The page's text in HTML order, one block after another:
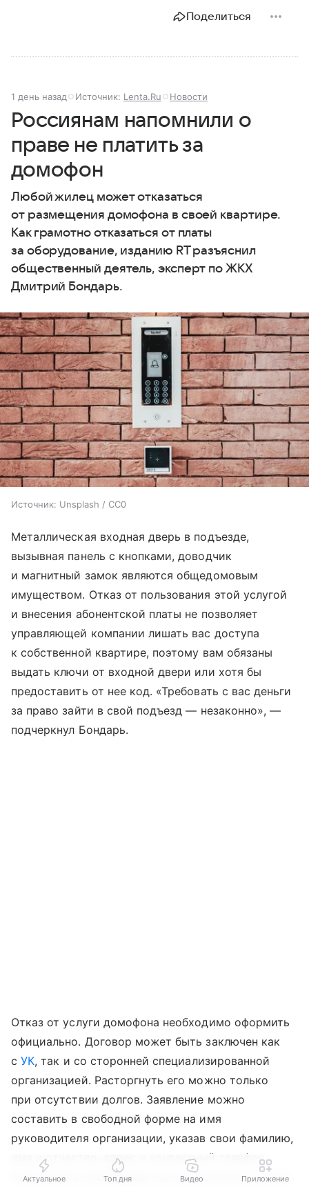
Поделиться
1 день назад Источник: Lenta.Ru Новости
Россиянам напомнили о
праве не платить за
домофон
Любой жилец может отказаться
от размещения домофона в своей квартире.
Как грамотно отказаться от платы
за оборудование, изданию RT разъяснил
общественный деятель, эксперт по ЖКХ
Дмитрий Бондарь.
Источник: Unsplash / CC0
Металлическая входная дверь в подъезде,
вызывная панель с кнопками, доводчик
и магнитный замок являются общедомовым
имуществом. Отказ от пользования этой услугой
и внесения абонентской платы не позволяет
управляющей компании лишать вас доступа
к собственной квартире, поэтому вам обязаны
выдать ключи от входной двери или хотя бы
предоставить от нее код. «Требовать с вас деньги
за право зайти в свой подъезд — незаконно», —
подчеркнул Бондарь.
Отказ от услуги домофона необходимо оформить
официально. Договор может быть заключен как
сУК, так и со сторонней специализированной
организацией. Расторгнуть его можно только
при отсутствии долгов. Заявление можно
составить в свободной форме на имя
руководителя организации, указав свои фамилию,
имя и отчество, адрес и контактный телефон.
В документе необходимо четко прописать, что вы
Актуальное Топ дня Видео Приложение